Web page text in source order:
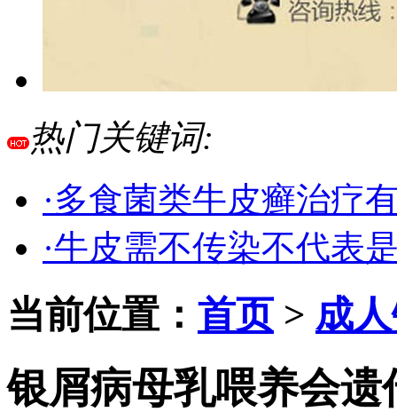
热门关键词:
·多食菌类牛皮癣治疗
·牛皮需不传染不代表
当前位置： 首页> 成
银屑病母乳喂养会遗